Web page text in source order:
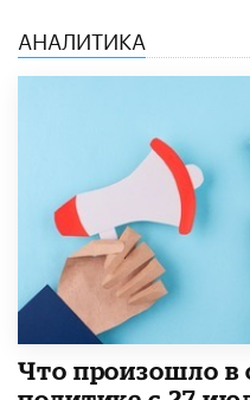
АНАЛИТИКА
​Что произошло в